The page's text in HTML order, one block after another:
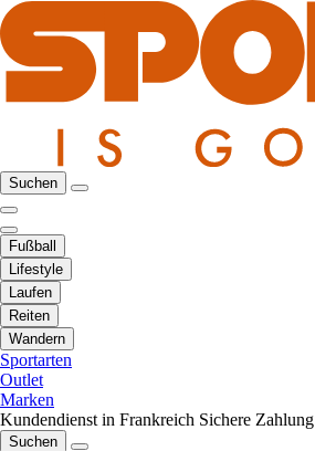
Suchen
Fußball
Lifestyle
Laufen
Reiten
Wandern
Sportarten
Outlet
Marken
Kundendienst in Frankreich Sichere Zahlung
Suchen